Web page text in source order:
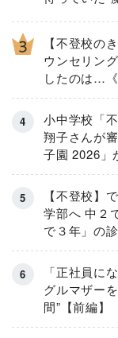
【不登校の
ウンセリン
したのは…《
小中学校「
翔子さんが
子園 2026」
【不登校】
学部へ 中２
で３年」の
「正社員に
グルマザー
間”【前編】